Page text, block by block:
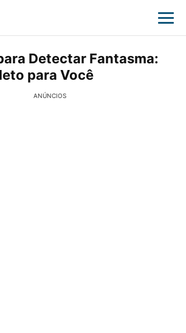
Detectar Fantasma:
para Você
ANÚNCIOS